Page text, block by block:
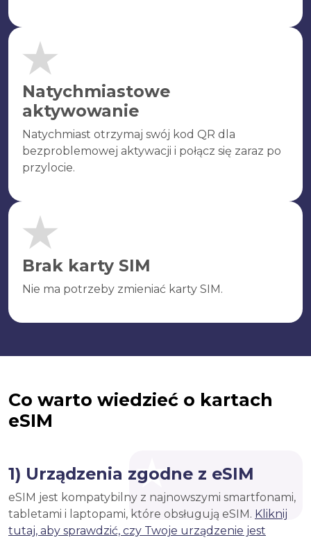
Natychmiastowe
aktywowanie
Natychmiast otrzymaj swój kod QR dla
bezproblemowej aktywacji i połącz się zaraz po
przylocie.
Brak karty SIM
Nie ma potrzeby zmieniać karty SIM.
Co warto wiedzieć o kartach
eSIM
1) Urządzenia zgodne z eSIM
eSIM jest kompatybilny z najnowszymi smartfonami,
tabletami i laptopami, które obsługują eSIM. Kliknij
tutaj, aby sprawdzić, czy Twoje urządzenie jest